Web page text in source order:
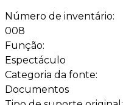
Número de inventário:
008
Função:
Espectáculo
Categoria da fonte:
Documentos